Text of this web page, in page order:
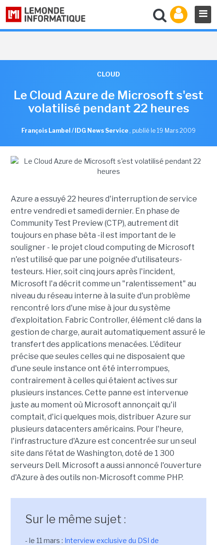
CLOUD
Le Cloud Azure de Microsoft s'est
volatilisé pendant 22 heures
François Lambel / IDG News Service , publié le 19 Mars 2009
Azure a essuyé 22 heures d'interruption de service
entre vendredi et samedi dernier. En phase de
Community Test Preview (CTP), autrement dit
toujours en phase bêta -il est important de le
souligner - le projet cloud computing de Microsoft
n'est utilisé que par une poignée d'utilisateurs-
testeurs. Hier, soit cinq jours après l'incident,
Microsoft l'a décrit comme un "ralentissement" au
niveau du réseau interne à la suite d'un problème
rencontré lors d'une mise à jour du système
d'exploitation. Fabric Controller, élément clé dans la
gestion de charge, aurait automatiquement assuré le
transfert des applications menacées. L'éditeur
précise que seules celles qui ne disposaient que
d'une seule instance ont été interrompues,
contrairement à celles qui étaient actives sur
plusieurs instances. Cette panne est intervenue
juste au moment où Microsoft annonçait qu'il
comptait, d'ici quelques mois, distribuer Azure sur
plusieurs datacenters américains. Pour l'heure,
l'infrastructure d'Azure est concentrée sur un seul
site dans l'état de Washington, doté de 1 300
serveurs Dell. Microsoft a aussi annoncé l'ouverture
d'Azure à des outils non-Microsoft comme PHP.
Sur le même sujet :
- le 11 mars : Interview exclusive du DSI de